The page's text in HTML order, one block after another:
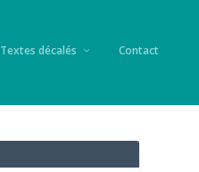
Textes décalés Contact